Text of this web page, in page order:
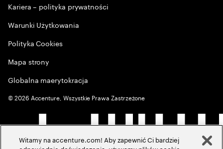
Kariera – polityka prywatności
Warunki Użytkowania
Polityka Cookies
Mapa strony
Globalna maerytokracja
©2026 Accenture, Wszystkie Prawa Zastrzeżone
Witamy na accenture.com! Aby zapewnić Ci bardziej